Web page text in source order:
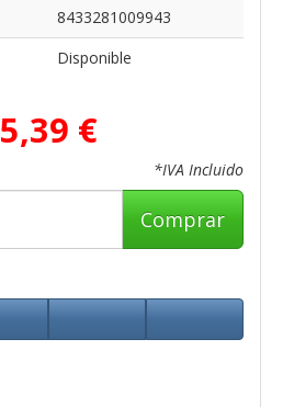
8433281009943
Disponible
5,39 €
*IVA Incluido
Comprar